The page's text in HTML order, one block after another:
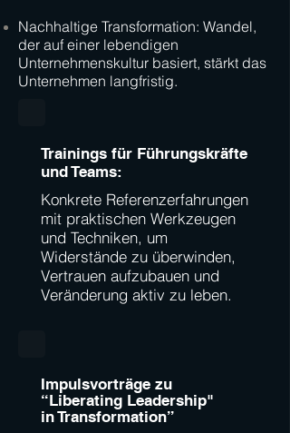
Nachhaltige Transformation: Wandel,
der auf einer lebendigen
Unternehmenskultur basiert, stärkt das
Unternehmen langfristig.
Trainings für Führungskräfte
und Teams:
Konkrete Referenzerfahrungen
mit praktischen Werkzeugen
und Techniken, um
Widerstände zu überwinden,
Vertrauen aufzubauen und
Veränderung aktiv zu leben.
Impulsvorträge zu
“Liberating Leadership"
in Transformation”